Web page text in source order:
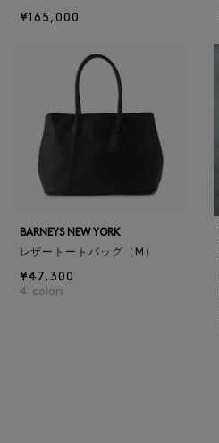
¥165,000
BARNEYS NEW YORK
レザートートバッグ（M）
¥47,300
4 colors